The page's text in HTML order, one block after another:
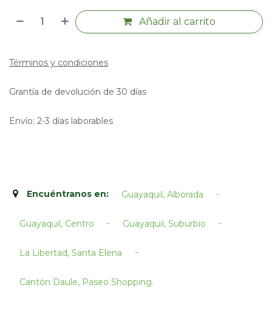
Añadir al carrito
Términos y condiciones
Grantía de devolución de 30 días
Envío: 2-3 días laborables
Encuéntranos en: Guayaquil, Alborada -
Guayaquil, Centro - Guayaquil, Suburbio -
La Libertad, Santa Elena -
Cantón Daule, Paseo Shopping.​